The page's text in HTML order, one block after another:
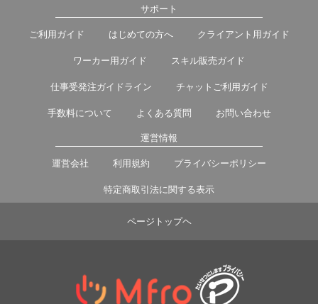
サポート
ご利用ガイド はじめての方へ クライアント用ガイド
ワーカー用ガイド スキル販売ガイド
仕事受発注ガイドライン チャットご利用ガイド
手数料について よくある質問 お問い合わせ
運営情報
運営会社 利用規約 プライバシーポリシー
特定商取引法に関する表示
ページトップヘ